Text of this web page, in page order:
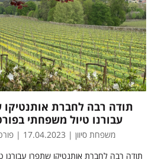
תודה רבה לחברת אותנטיקו
עבורנו טיול משפחתי
משפחת סיוון | 17.04.2023 | פורטוגל
תודה רבה לחברת אותנטיקו שתפרו עבורנו